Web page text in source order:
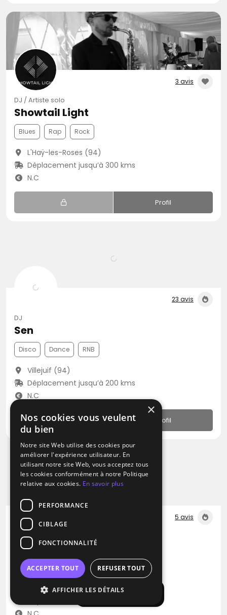
Afficher la carte
3 avis
DJ / Artiste solo
Showtail Light
Blues Rap Rock
L'Haÿ-les-Roses (94)
Déplacement jusqu’à 300 kms
N.C
Profil
23 avis
DJ
Sen
Disco Dance RNB
Villejuif (94)
Déplacement jusqu’à 200 kms
N.C
Profil
5 avis
DJ
Dj Nvi
Blues Pop Rap
Châtillon (92)
×
Nos cookies vous veulent
du bien
Notre site Web utilise des cookies pour
améliorer l'expérience utilisateur. En
utilisant notre site Web, vous acceptez tous
les cookies conformément à notre Politique
relative aux cookies. En savoir plus
PERFORMANCE
CIBLAGE
FONCTIONNALITÉ
ACCEPTER TOUT REFUSER TOUT
AFFICHER LES DÉTAILS